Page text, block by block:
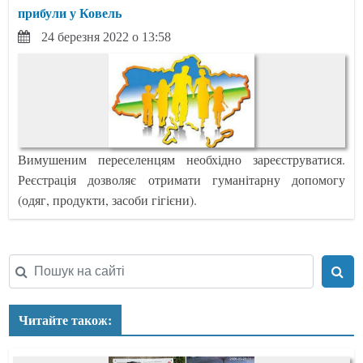
прибули у Ковель
24 березня 2022 о 13:58
Вимушеним переселенцям необхідно зареєструватися.
Реєстрація дозволяє отримати гуманітарну допомогу
(одяг, продукти, засоби гігієни).
Читайте також: